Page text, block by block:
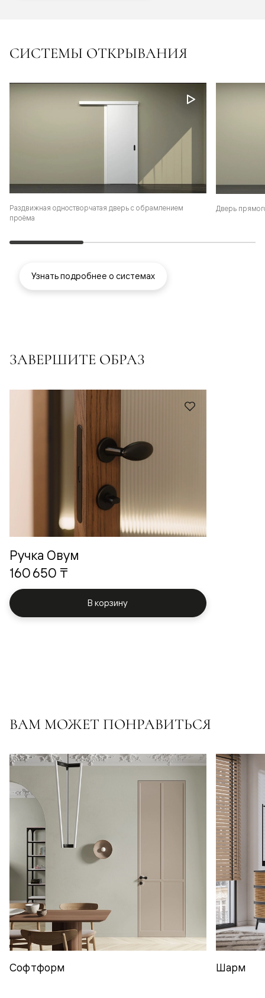
СИСТЕМЫ ОТКРЫВАНИЯ
Раздвижная одностворчатая дверь с обрамлением
проёма
Дверь
Узнать подробнее о системах
ЗАВЕРШИТЕ ОБРАЗ
Ручка Овум
160 650 ₸
В корзину
ВАМ МОЖЕТ ПОНРАВИТЬСЯ
Софтформ Шарм